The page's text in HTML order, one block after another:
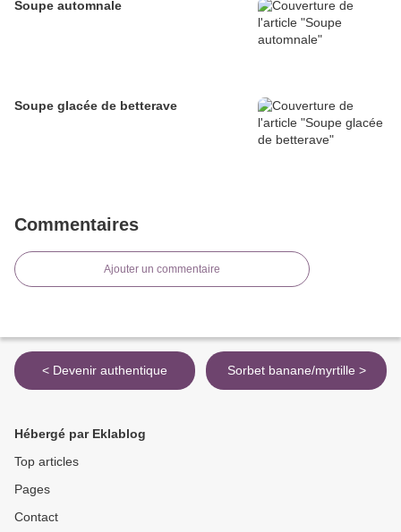
Soupe automnale
Soupe glacée de betterave
Commentaires
Ajouter un commentaire
< Devenir authentique Sorbet banane/myrtille >
Hébergé par Eklablog
Top articles
Pages
Contact